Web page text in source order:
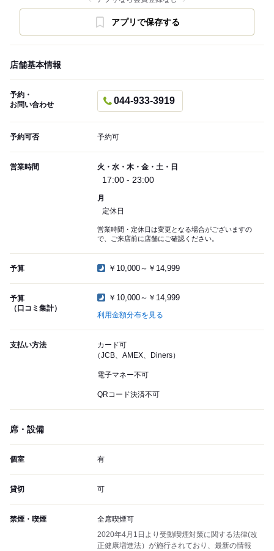
アプリで保存する
店舗基本情報
予約・
お問い合わせ
044-933-3919
予約可否 予約可
営業時間 火・水・木・金・土・日
17:00 - 23:00
月
定休日
営業時間・定休日は変更となる場合がございますの
で、ご来店前に店舗にご確認ください。
予算 ￥10,000～￥14,999
予算
（口コミ集計）
￥10,000～￥14,999
利用金額分布を見る
支払い方法
カード可
（JCB、AMEX、Diners）
電子マネー不可
QRコード決済不可
席・設備
個室 有
貸切 可
禁煙・喫煙
全席喫煙可
2020年4月1日より受動喫煙対策に関する法律(改
正健康増進法）が施行されており、最新の情報